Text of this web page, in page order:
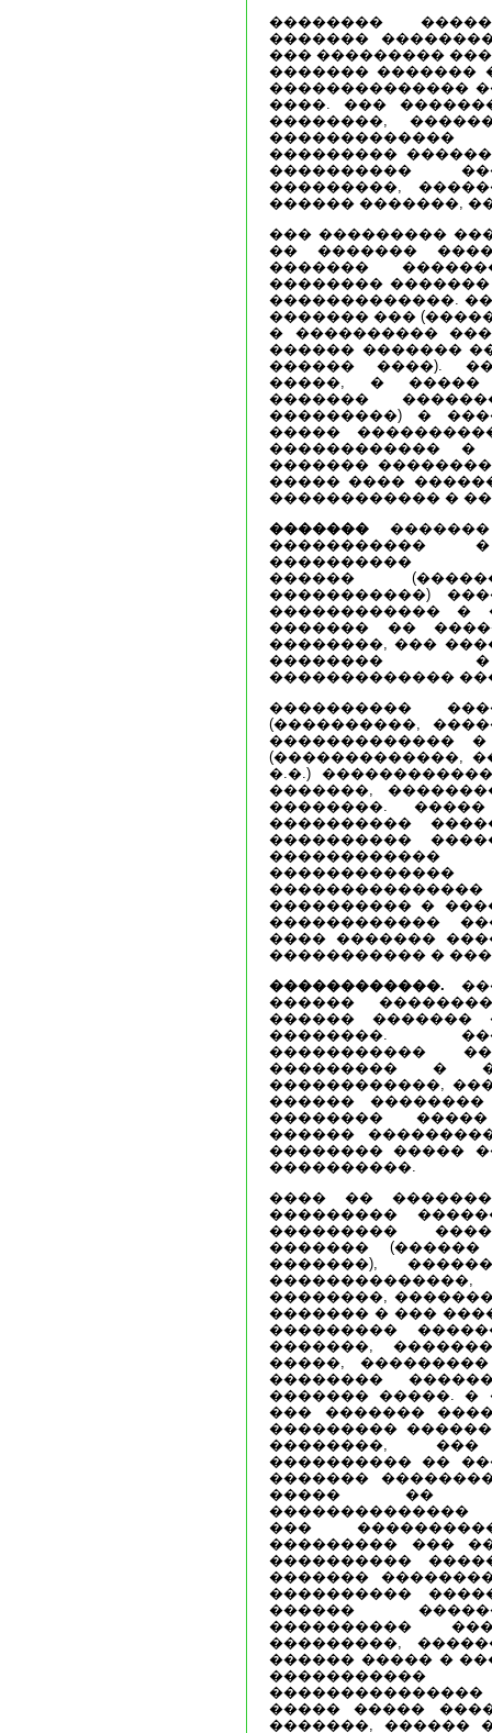
��������
�������
��� ���������
������� �������
��������������
����. ���
��������,
���������
����������
���������,
������ �������,
��� ���������
�� �������
�������
��������
�������������.
������� ���
� ����������
������ �������
������ ����).
�����, � �����
�������
���������) �
�����
������������
�������
����� ����
������������ �
�������
����������� �
����������
������
�����������)
������������ �
������� ��
��������, ���
�������� �
�������������
����������
(����������,
������������� �
(�������������,
�.�.)
�������,
��������.
����������
����������
���������� �
������������
���� �������
����������� �
������������.
������
������ �������
��������.
�����������
��������� �
������������,
������
��������
������
�������� �����
����������.
���� ��
���������
���������
�������
�������),
��������,
������� � ���
���������
�������,
�����,
��������
������� �����. �
��� �������
���������
��������,
���������� ��
�������
����� ��
��������������
���
��������� ���
����������
�������
����������
������
����������
���������,
������ ����� �
����� �����
�������, ������